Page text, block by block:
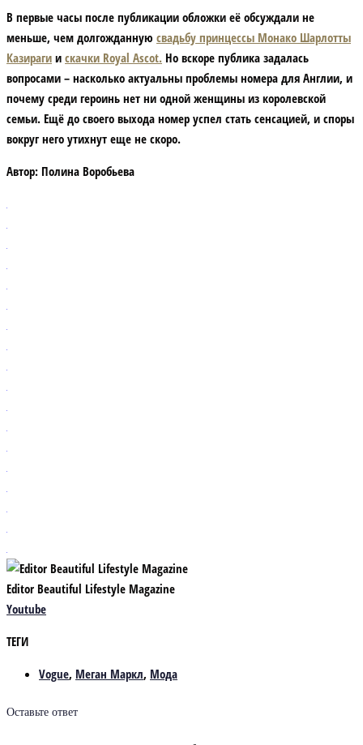
В первые часы после публикации обложки её обсуждали не
меньше, чем долгожданную свадьбу принцессы Монако Шарлотты
Казираги и скачки Royal Ascot. Но вскоре публика задалась
вопросами – насколько актуальны проблемы номера для Англии, и
почему среди героинь нет ни одной женщины из королевской
семьи. Ещё до своего выхода номер успел стать сенсацией, и споры
вокруг него утихнут еще не скоро.
Автор: Полина Воробьева
Editor Beautiful Lifestyle Magazine
Youtube
ТЕГИ
Vogue, Меган Маркл, Мода
Оставьте ответ